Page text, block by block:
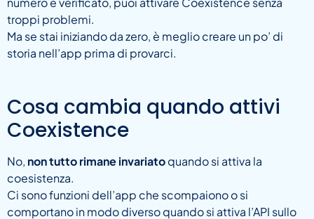
troppi problemi.
Ma se stai iniziando da zero, è meglio creare un po’ di
storia nell’app prima di provarci.
Cosa cambia quando attivi
Coexistence
No, non tutto rimane invariatoquando si attiva la
coesistenza.
Ci sono funzioni dell’app che scompaiono o si
comportano in modo diverso quando si attiva l’API sullo